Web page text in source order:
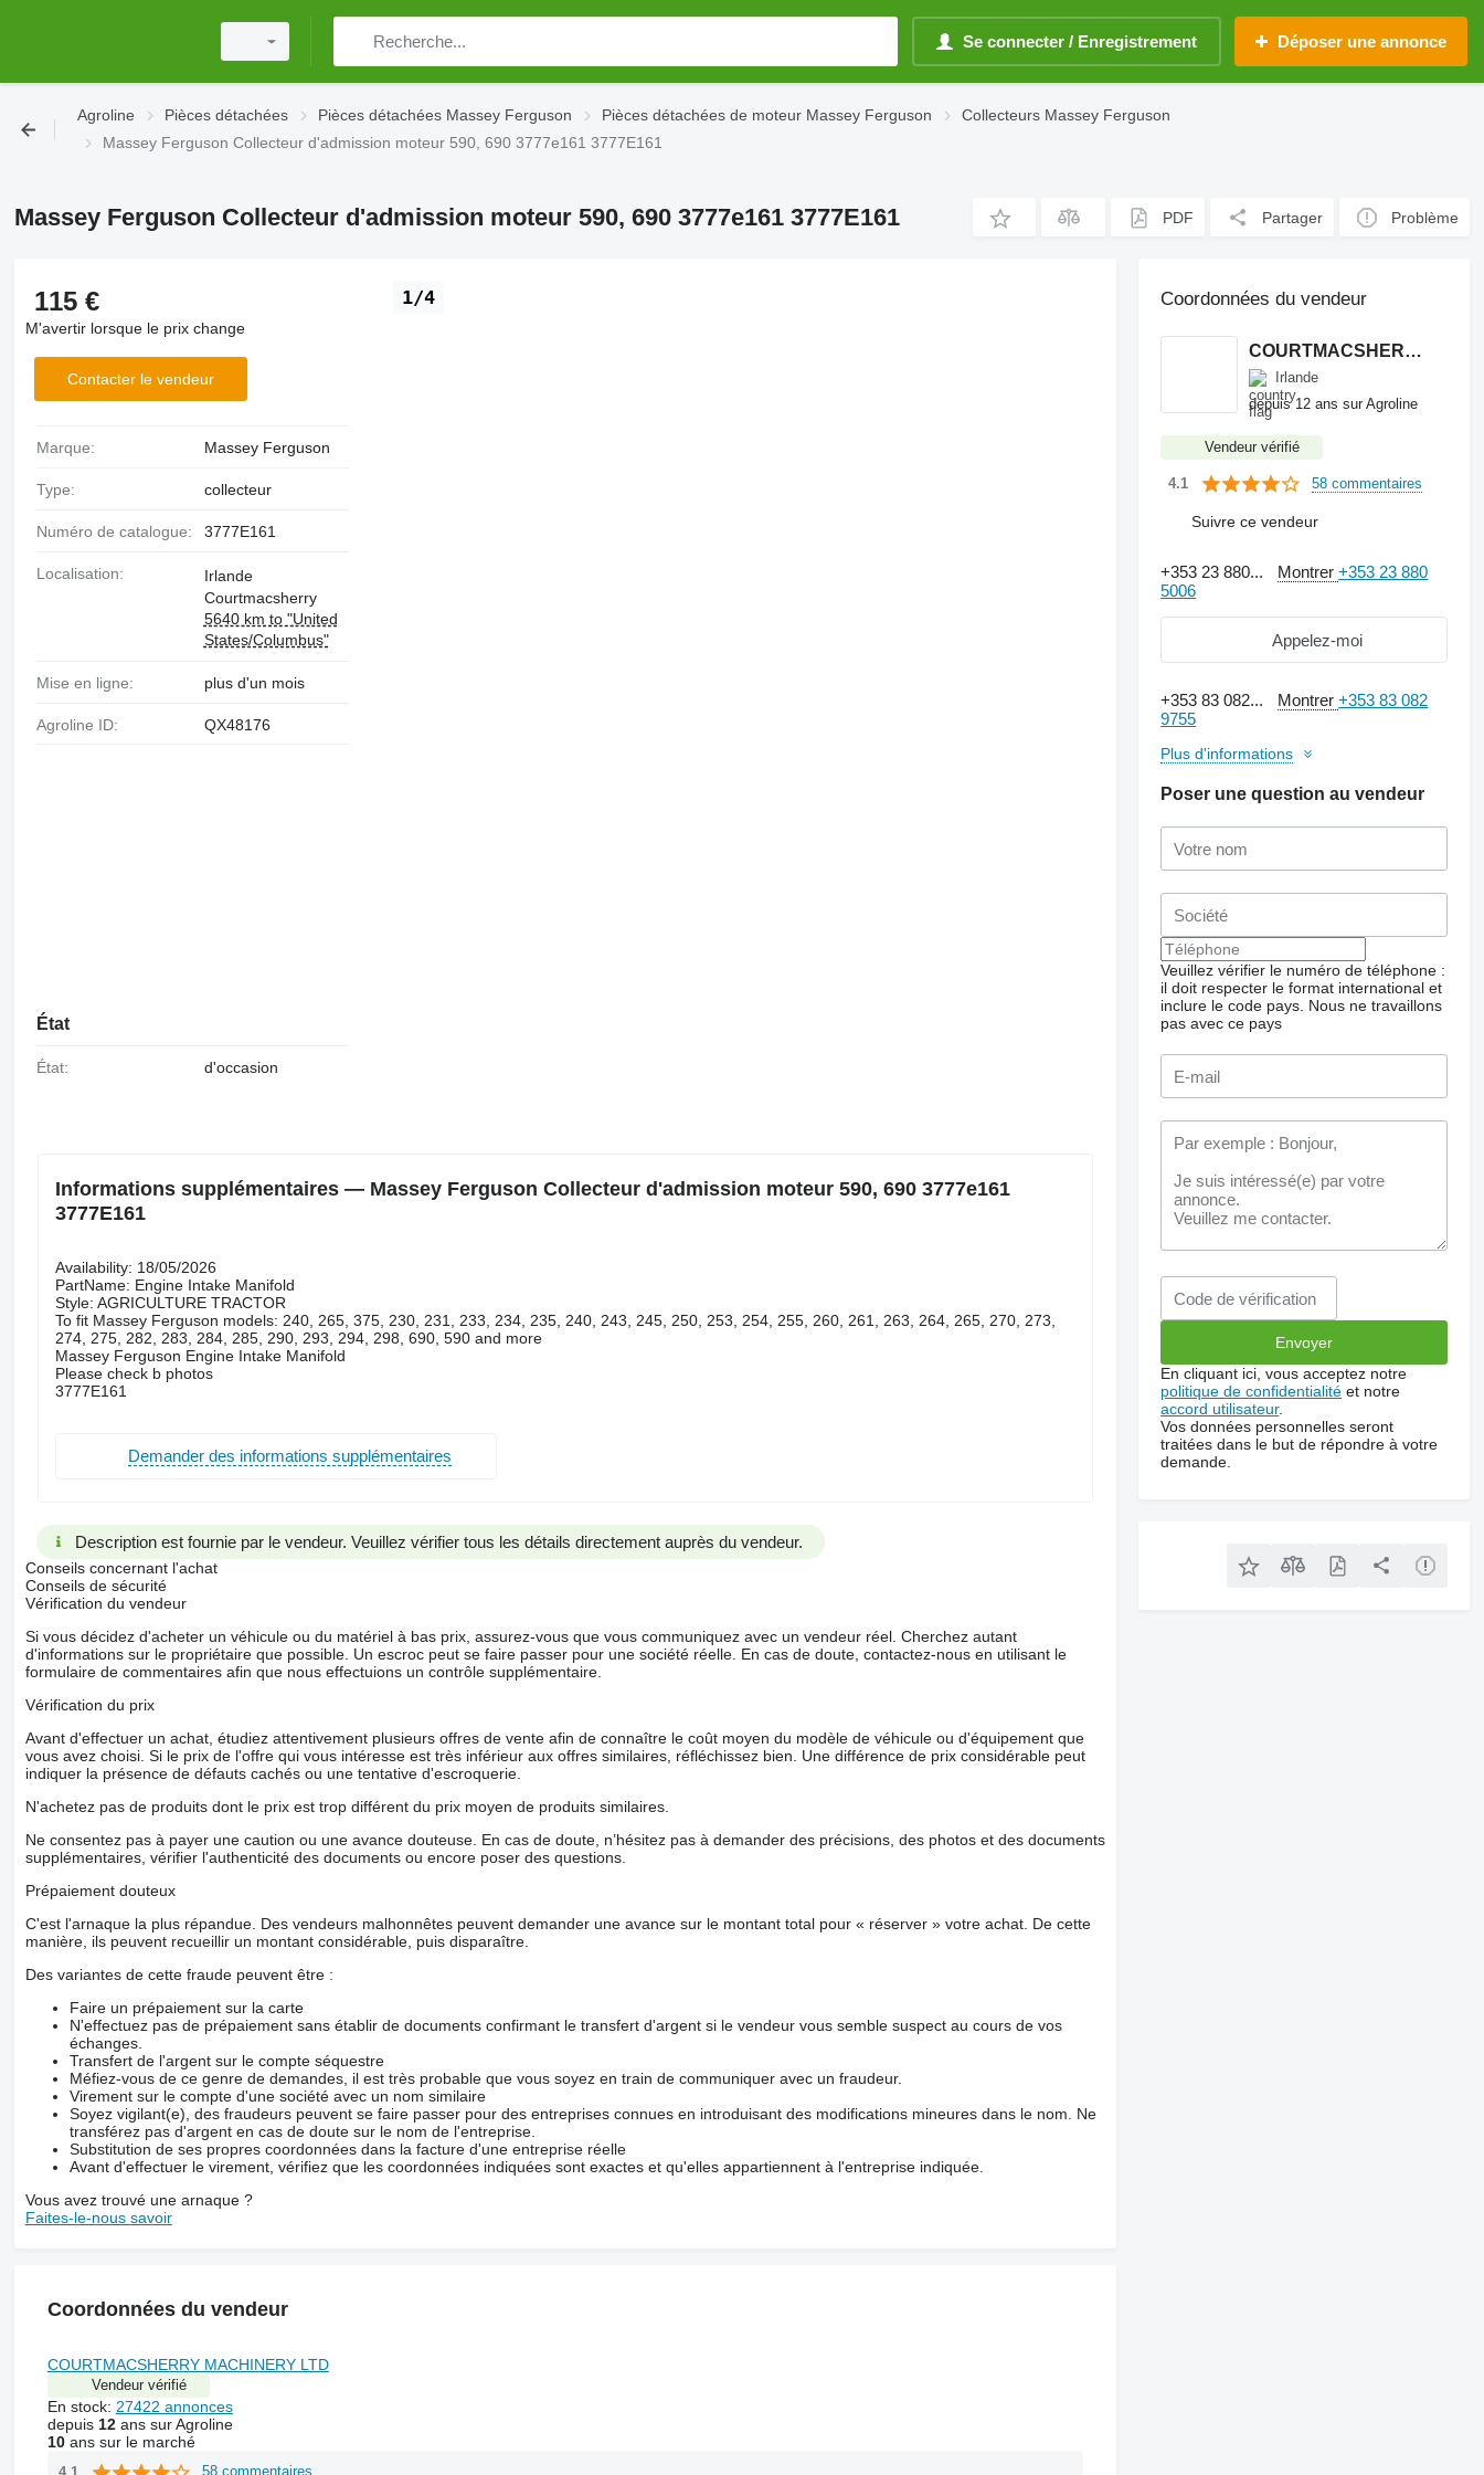
Se connecter / Enregistrement Déposer une annonce
Agroline Pièces détachées Pièces détachées Massey Ferguson Pièces détachées de moteur Massey Ferguson
Collecteurs Massey Ferguson
Massey Ferguson Collecteur d'admission moteur 590, 690 3777e161 3777E161
Massey Ferguson Collecteur d'admission moteur 590, 690 3777e161 3777E161 PDF Partager Problème
Demander plus de
photos
1/4
115 €
M'avertir lorsque le prix change
Contacter le vendeur
Marque: Massey Ferguson
Type: collecteur
Numéro de catalogue: 3777E161
Localisation:
Irlande
Courtmacsherry
5640 km to "United
States/Columbus"
Mise en ligne: plus d'un mois
Agroline ID: QX48176
État
État: d'occasion
Informations supplémentaires — Massey Ferguson Collecteur d'admission moteur 590, 690 3777e161
3777E161
Availability: 18/05/2026
PartName: Engine Intake Manifold
Style: AGRICULTURE TRACTOR
To fit Massey Ferguson models: 240, 265, 375, 230, 231, 233, 234, 235, 240, 243, 245, 250, 253, 254, 255, 260, 261, 263, 264, 265, 270, 273,
274, 275, 282, 283, 284, 285, 290, 293, 294, 298, 690, 590 and more
Massey Ferguson Engine Intake Manifold
Please check b photos
3777E161
Demander des informations supplémentaires
Description est fournie par le vendeur. Veuillez vérifier tous les détails directement auprès du vendeur.
Conseils concernant l'achat
Conseils de sécurité
Vérification du vendeur
Si vous décidez d'acheter un véhicule ou du matériel à bas prix, assurez-vous que vous communiquez avec un vendeur réel. Cherchez autant
d'informations sur le propriétaire que possible. Un escroc peut se faire passer pour une société réelle. En cas de doute, contactez-nous en utilisant le
formulaire de commentaires afin que nous effectuions un contrôle supplémentaire.
Vérification du prix
Avant d'effectuer un achat, étudiez attentivement plusieurs offres de vente afin de connaître le coût moyen du modèle de véhicule ou d'équipement que
vous avez choisi. Si le prix de l'offre qui vous intéresse est très inférieur aux offres similaires, réfléchissez bien. Une différence de prix considérable peut
indiquer la présence de défauts cachés ou une tentative d'escroquerie.
N'achetez pas de produits dont le prix est trop différent du prix moyen de produits similaires.
Ne consentez pas à payer une caution ou une avance douteuse. En cas de doute, n’hésitez pas à demander des précisions, des photos et des documents
supplémentaires, vérifier l'authenticité des documents ou encore poser des questions.
Prépaiement douteux
C'est l'arnaque la plus répandue. Des vendeurs malhonnêtes peuvent demander une avance sur le montant total pour « réserver » votre achat. De cette
manière, ils peuvent recueillir un montant considérable, puis disparaître.
Des variantes de cette fraude peuvent être :
Faire un prépaiement sur la carte
N'effectuez pas de prépaiement sans établir de documents confirmant le transfert d'argent si le vendeur vous semble suspect au cours de vos
échanges.
Transfert de l'argent sur le compte séquestre
Méfiez-vous de ce genre de demandes, il est très probable que vous soyez en train de communiquer avec un fraudeur.
Virement sur le compte d'une société avec un nom similaire
Soyez vigilant(e), des fraudeurs peuvent se faire passer pour des entreprises connues en introduisant des modifications mineures dans le nom. Ne
transférez pas d'argent en cas de doute sur le nom de l'entreprise.
Substitution de ses propres coordonnées dans la facture d'une entreprise réelle
Avant d'effectuer le virement, vérifiez que les coordonnées indiquées sont exactes et qu'elles appartiennent à l'entreprise indiquée.
Vous avez trouvé une arnaque ?
Faites-le-nous savoir
Coordonnées du vendeur
COURTMACSHERRY MACHINERY LTD
Vendeur vérifié
En stock: 27422 annonces
depuis 12ans sur Agroline
10ans sur le marché
58 commentaires
Coordonnées du vendeur
COURTMACSHERRY MACHINERY LTD
Irlande
depuis 12 ans sur Agroline
Vendeur vérifié
4.1 58 commentaires
Suivre ce vendeur
+353 23 880... Montrer+353 23 880
5006
Appelez-moi
+353 83 082... Montrer+353 83 082
9755
Plus d'informations
Poser une question au vendeur
Veuillez vérifier le numéro de téléphone :
il doit respecter le format international et
inclure le code pays. Nous ne travaillons
pas avec ce pays
En cliquant ici, vous acceptez notre
politique de confidentialité et notre
accord utilisateur.
Vos données personnelles seront
traitées dans le but de répondre à votre
demande.